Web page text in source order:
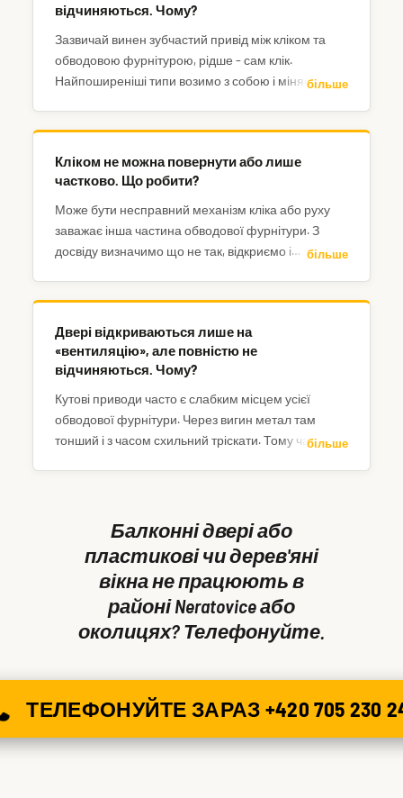
відчиняються. Чому?
Зазвичай винен зубчастий привід між кліком та
обводовою фурнітурою, рідше – сам клік.
Найпоширеніші типи возимо з собою і міняємо на
більше
Кліком не можна повернути або лише
частково. Що робити?
Може бути несправний механізм кліка або руху
заважає інша частина обводової фурнітури. З
досвіду визначимо що не так, відкриємо і
більше
Двері відкриваються лише на
«вентиляцію», але повністю не
відчиняються. Чому?
Кутові приводи часто є слабким місцем усієї
обводової фурнітури. Через вигин метал там
тонший і з часом схильний тріскати. Тому частина
більше
Балконні двері або
пластикові чи дерев'яні
вікна не працюють в
районі Neratovice або
околицях? Телефонуйте.
ТЕЛЕФОНУЙТЕ ЗАРАЗ +420 705 230